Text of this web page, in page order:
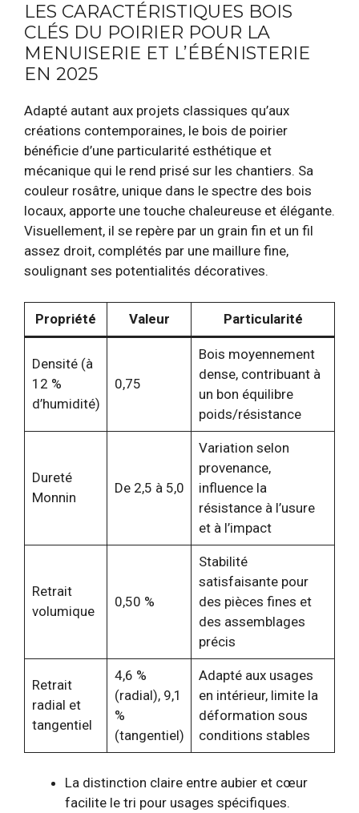
LES CARACTÉRISTIQUES BOIS
CLÉS DU POIRIER POUR LA
MENUISERIE ET L’ÉBÉNISTERIE
EN 2025
Adapté autant aux projets classiques qu’aux
créations contemporaines, le bois de poirier
bénéficie d’une particularité esthétique et
mécanique qui le rend prisé sur les chantiers. Sa
couleur rosâtre, unique dans le spectre des bois
locaux, apporte une touche chaleureuse et élégante.
Visuellement, il se repère par un grain fin et un fil
assez droit, complétés par une maillure fine,
soulignant ses potentialités décoratives.
Propriété Valeur Particularité
Densité (à
12 %
d’humidité)
0,75
Bois moyennement
dense, contribuant à
un bon équilibre
poids/résistance
Dureté
Monnin
De 2,5 à 5,0
Variation selon
provenance,
influence la
résistance à l’usure
et à l’impact
Retrait
volumique
0,50 %
Stabilité
satisfaisante pour
des pièces fines et
des assemblages
précis
Retrait
radial et
tangentiel
4,6 %
(radial), 9,1
%
(tangentiel)
Adapté aux usages
en intérieur, limite la
déformation sous
conditions stables
La distinction claire entre aubier et cœur
facilite le tri pour usages spécifiques.